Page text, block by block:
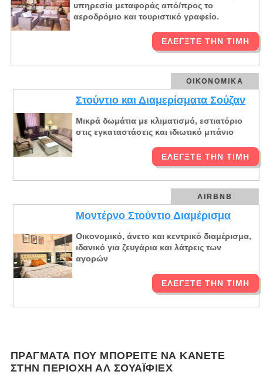
υπηρεσία μεταφοράς από/προς το
αεροδρόμιο και τουριστικό γραφείο.
ΕΛΈΓΞΤΕ ΤΗΝ ΤΙΜΉ
ΟΙΚΟΝΟΜΙΚΆ
Στούντιο και Διαμερίσματα Σούζαν
Μικρά δωμάτια με κλιματισμό, εστιατόριο
στις εγκαταστάσεις και ιδιωτικό μπάνιο
ΕΛΈΓΞΤΕ ΤΗΝ ΤΙΜΉ
AIRBNB
Μοντέρνο Στούντιο Διαμέρισμα
Οικονομικό, άνετο και κεντρικό διαμέρισμα,
ιδανικό για ζευγάρια και λάτρεις των
αγορών
ΕΛΈΓΞΤΕ ΤΗΝ ΤΙΜΉ
ΠΡΆΓΜΑΤΑ ΠΟΥ ΜΠΟΡΕΊΤΕ ΝΑ ΚΆΝΕΤΕ
ΣΤΗΝ ΠΕΡΙΟΧΉ ΑΛ ΣΟΥΑΪΦΙΈΧ